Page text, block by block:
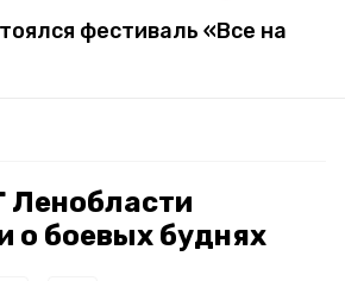
фестиваль «Все на
о боевых буднях